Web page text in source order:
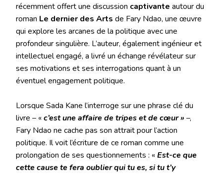
récemment offert une discussion captivante autour du
roman Le dernier des Arts de Fary Ndao, une œuvre
qui explore les arcanes de la politique avec une
profondeur singulière. L’auteur, également ingénieur et
intellectuel engagé, a livré un échange révélateur sur
ses motivations et ses interrogations quant à un
éventuel engagement politique.
Lorsque Sada Kane l’interroge sur une phrase clé du
livre – « c’est une affaire de tripes et de cœur » –,
Fary Ndao ne cache pas son attrait pour l’action
politique. Il voit l’écriture de ce roman comme une
prolongation de ses questionnements : « Est-ce que
cette cause te fera oublier qui tu es, si tu t’y